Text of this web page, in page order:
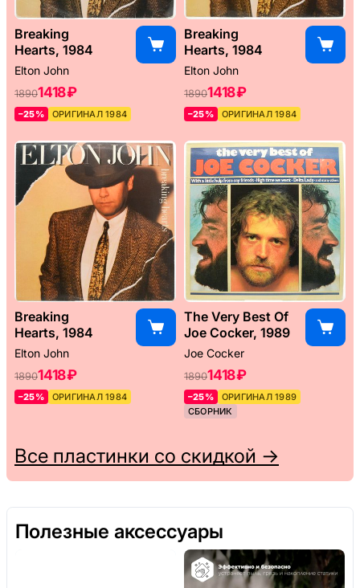
Breaking
Hearts, 1984
Elton John
18901418 ₽
–25% ОРИГИНАЛ 1984
Breaking
Hearts, 1984
Elton John
18901418 ₽
–25% ОРИГИНАЛ 1984
Breaking
Hearts, 1984
Elton John
18901418 ₽
–25% ОРИГИНАЛ 1984
The Very Best Of
Joe Cocker, 1989
Joe Cocker
18901418 ₽
–25%
ОРИГИНАЛ 1989
СБОРНИК
Все пластинки со скидкой →
Полезные аксессуары